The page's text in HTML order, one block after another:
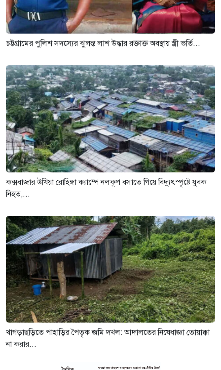
চট্টগ্রামের পুলিশ সদস্যের ঝুলন্ত লাশ উদ্ধার রক্তাক্ত অবস্থায় স্ত্রী ভর্তি...
কক্সবাজার উখিয়া রোহিঙ্গা ক্যাম্পে নলকূপ বসাতে গিয়ে বিদ্যুৎস্পৃষ্টে যুবক
নিহত,...
খাগড়াছড়িতে পাহাড়ির পৈতৃক জমি দখল: আদালতের নিষেধাজ্ঞা তোয়াক্কা
না করার...